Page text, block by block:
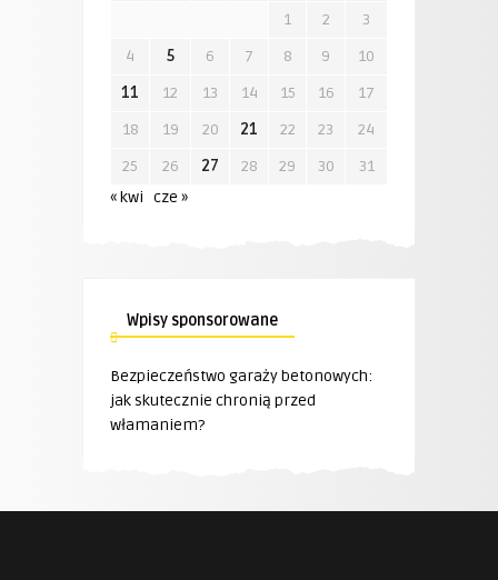
1 2
3
4
5 6 7 8 9
10
11
12 13 14 15 16
17
18
19 20 21 22 23
24
25
26 27 28 29 30
31
« kwi cze »
Wpisy sponsorowane
Bezpieczeństwo garaży betonowych:
jak skutecznie chronią przed
włamaniem?